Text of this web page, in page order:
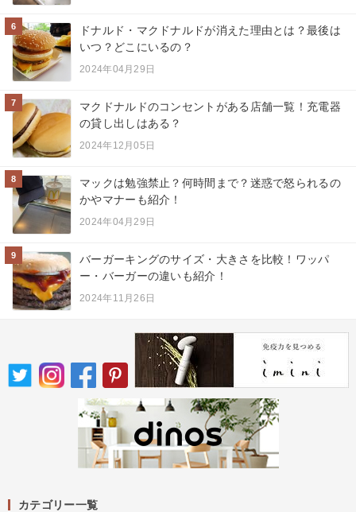
6
ドナルド・マクドナルドが消えた理由とは？最後は
いつ？どこにいるの？
2024年04月29日
7
マクドナルドのコンセントがある店舗一覧！充電器
の貸し出しはある？
2024年12月05日
8
マックは勉強禁止？何時間まで？迷惑で怒られるの
かやマナーも紹介！
2024年04月29日
9
バーガーキングのサイズ・大きさを比較！ワッパ
ー・バーガーの違いも紹介！
2024年11月26日
カテゴリー一覧